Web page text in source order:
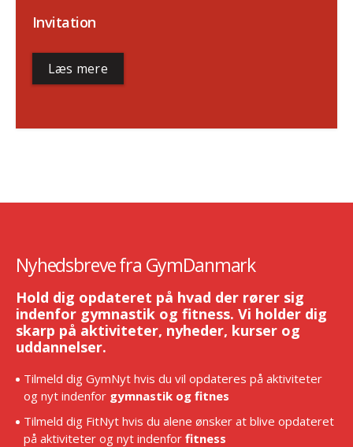
Invitation
Læs mere
Nyhedsbreve fra GymDanmark
Hold dig opdateret på hvad der rører sig
indenfor gymnastik og fitness. Vi holder dig
skarp på aktiviteter, nyheder, kurser og
uddannelser.
Tilmeld dig GymNyt hvis du vil opdateres på aktiviteter
og nyt indenfor gymnastik og fitnes
Tilmeld dig FitNyt hvis du alene ønsker at blive opdateret
på aktiviteter og nyt indenfor fitness